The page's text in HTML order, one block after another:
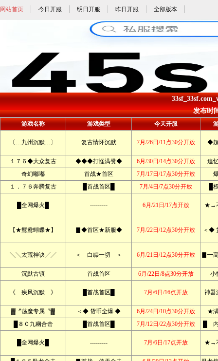
网站首页 今日开服 明日开服 昨日开服 全部版本
发布时
游戏名称 游戏类型 今天开服
〔﹍九州沉默﹍〕 复古情怀沉默 7月/26日/11点30分开放 ◆
１７６◆大众复古 ◆◆◆打怪满赞◆ 6月/30日/14点30分开放
追
奇幻嘟嘟
首战★首区 7月/17日/17点30分开放
１．７６奔腾复古
█首战首区█ 7月/4日/7点30分开放 █
█全网爆火█ --------- 6月/21日/17点开放 ★→
【★鸳鸯蝴蝶★】 ▊◆首区★新服◆ 7月/22日/12点30分开放 ＜◆
╲╲太荒神诀╱╱ ＜ 白瞟一切 ＞ 6月/21日/12点30分开放 ▊━
沉默古镇 首战首区 6月/22日/8点30分开放 小
《 疾风沉默 》 █首战首区█ 7月/6日/16点开放 神器
▓〞荡魔专属〝▓ ＜◆ 货币全爆 ◆ 6月/24日/10点30分开放
★
█８０九幽合击
█首战首区█ 7月/12日/22点30分开放 █
█全网爆火█ --------- 7月/6日/17点开放 ★→